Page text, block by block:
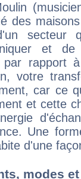
des
secteur
et
par rapport
votre
car ce
et cette
Une
d'une
modes